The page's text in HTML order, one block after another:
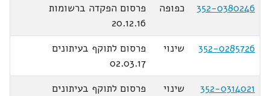
352-0380246
כפופה
פרסום הפקדה ברשומות
20.12.16
352-0285726
שינוי
פרסום לתוקף בעיתונים
02.03.17
352-0314021
שינוי
פרסום לתוקף בעיתונים